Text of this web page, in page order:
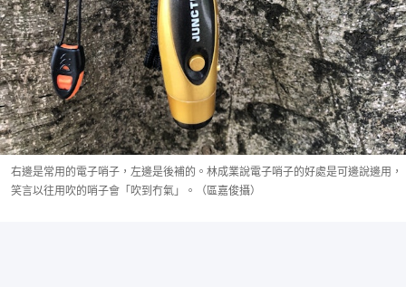
右邊是常用的電子哨子，左邊是後補的。林成業說電子哨子的好處是可邊說邊用，
笑言以往用吹的哨子會「吹到冇氣」。（區嘉俊攝）